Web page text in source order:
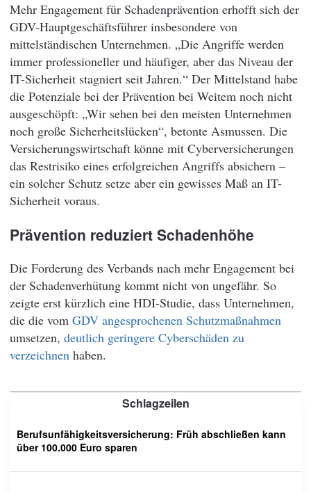
Mehr Engagement für Schadenprävention erhofft sich der
GDV-Hauptgeschäftsführer insbesondere von
mittelständischen Unternehmen. „Die Angriffe werden
immer professioneller und häufiger, aber das Niveau der
IT-Sicherheit stagniert seit Jahren.“ Der Mittelstand habe
die Potenziale bei der Prävention bei Weitem noch nicht
ausgeschöpft: „Wir sehen bei den meisten Unternehmen
noch große Sicherheitslücken“, betonte Asmussen. Die
Versicherungswirtschaft könne mit Cyberversicherungen
das Restrisiko eines erfolgreichen Angriffs absichern –
ein solcher Schutz setze aber ein gewisses Maß an IT-
Sicherheit voraus.
Prävention reduziert Schadenhöhe
Die Forderung des Verbands nach mehr Engagement bei
der Schadenverhütung kommt nicht von ungefähr. So
zeigte erst kürzlich eine HDI-Studie, dass Unternehmen,
die die vom GDV angesprochenen Schutzmaßnahmen
umsetzen, deutlich geringere Cyberschäden zu
verzeichnen haben.
Schlagzeilen
Berufsunfähigkeitsversicherung: Früh abschließen kann
über 100.000 Euro sparen